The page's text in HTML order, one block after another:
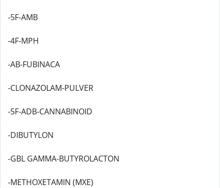
-5F-AMB
-4F-MPH
-AB-FUBINACA
-CLONAZOLAM-PULVER
-5F-ADB-CANNABINOID
-DIBUTYLON
-GBL GAMMA-BUTYROLACTON
-METHOXETAMIN (MXE)